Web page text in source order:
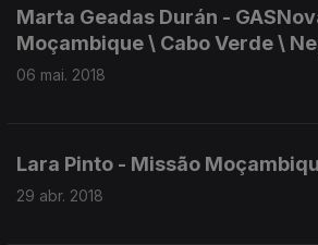
Marta Geadas Durán -
Moçambique \ Cabo Verde \
06 mai. 2018
Lara Pinto - Missão
29 abr. 2018